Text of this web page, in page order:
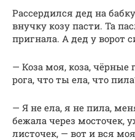
Рассердился дед на
внучку козу пасти. Та
пригнала. А дед у ворот
— Коза моя, коза, чёрные
рога, что ты ела, что
— Я не ела, я не пила,
бежала через мосточек,
листочек, — вот и вся